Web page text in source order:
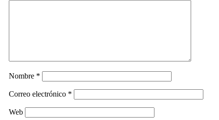
Nombre *
Correo electrónico *
Web